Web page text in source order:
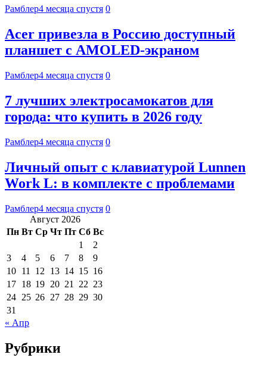
Рамблер4 месяца спустя 0
Acer привезла в Россию доступный
планшет с AMOLED-экраном
Рамблер4 месяца спустя 0
7 лучших электросамокатов для
города: что купить в 2026 году
Рамблер4 месяца спустя 0
Личный опыт с клавиатурой Lunnen
Work L: в комплекте с проблемами
Рамблер4 месяца спустя 0
Август 2026
Пн Вт Ср Чт Пт Сб Вс
1
2
3
4 5 6 7 8
9
10 11 12 13 14 15 16
17 18 19 20 21 22 23
24 25 26 27 28 29 30
31
« Апр
Рубрики